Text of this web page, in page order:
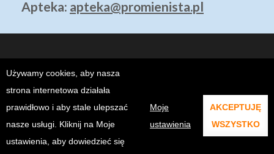
Używamy cookies, aby nasza
strona internetowa działała
prawidłowo i aby stale ulepszać
nasze usługi. Kliknij na Moje
ustawienia, aby dowiedzieć się
Moje
ustawienia
AKCEPTUJĘ
WSZYSTKO
Apteka: apteka@promienista.pl
Copyright ©2026Klinika Promienista Poznań - Prywatny Szpital
ALTSEO.PL
. @2021 KLINIKA PROMIENISTA.